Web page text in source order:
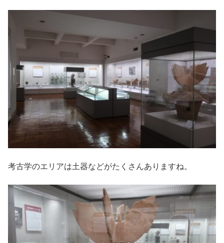
考古学のエリアは土器などがたくさんありますね。